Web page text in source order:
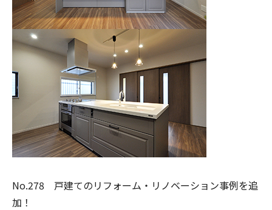
No.278 戸建てのリフォーム・リノベーション事例を追
加！